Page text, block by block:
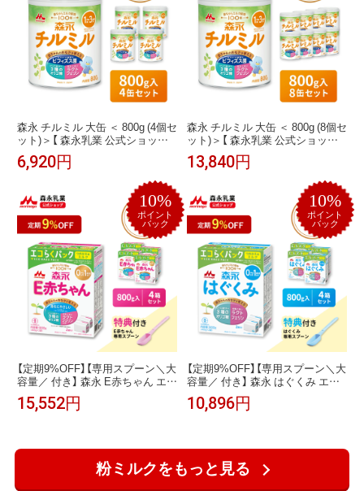
森永 チルミル 大缶 ＜ 800g (4個セ
ット)＞【 森永乳業 公式ショップ】
ビフィズス菌 BB536 M-16V 粉ミ
ルク 育児用粉乳 ミルク 1歳〜3歳
頃まで ラクトフェリン オリゴ糖
鉄 カルシウム DHA リフィル 缶
まとめ買い フォローアップミル
ク つめかえ 詰め替え セット
6,920円
森永 チルミル 大缶 ＜ 800g (8個セ
ット)＞【 森永乳業 公式ショップ】
ビフィズス菌 BB536 M-16V 粉ミ
ルク 育児用粉乳 ミルク 1歳〜3歳
頃まで ラクトフェリン オリゴ糖
鉄 カルシウム DHA リフィル 缶
まとめ買い フォローアップミル
ク つめかえ 詰め替え セット
13,840円
10%
ポイント
バック
【定期9%OFF】【専用スプーン＼大
容量／ 付き】 森永 E赤ちゃん エコ
らくパック 詰め替え用 4箱 ( 3200
g ) 【森永乳業 公式ショップ】 | 粉
リゴ糖 ルテイン 詰め替え リフィ
ル 育児用ミルク 乳児用粉ミルク
15,552円
10%
ポイント
バック
【定期9%OFF】【専用スプーン＼大
容量／ 付き】 森永 はぐくみ エコ
らくパック つめかえ用 4箱 ( 3200
g) 【森永乳業 公式ショップ】 | 粉ミ
糖 ルテイン 詰め替え リフィル
10,896円
粉ミルクをもっと見る